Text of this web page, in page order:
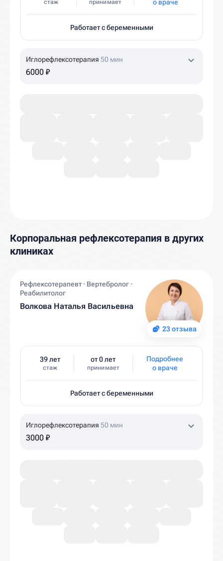
стаж принимает о враче
Работает с беременными
Иглорефлексотерапия 50 мин
6000 ₽
Корпоральная рефлексотерапия в других
клиниках
23 отзыва
Рефлексотерапевт · Вертебролог ·
Реабилитолог
Волкова Наталья Васильевна
39 лет
стаж
от 0 лет
принимает
Подробнее
о враче
Работает с беременными
Иглорефлексотерапия 50 мин
3000 ₽